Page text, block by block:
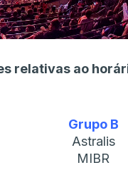
relativas ao
Grupo B
Astralis
MIBR